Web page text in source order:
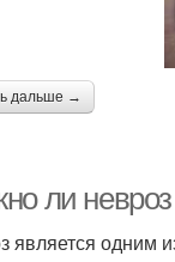
дальше →
ли
является одним